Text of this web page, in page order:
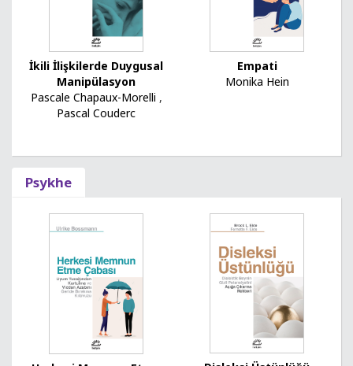
İkili İlişkilerde Duygusal
Manipülasyon
Pascale Chapaux-Morelli ,
Pascal Couderc
Empati
Monika Hein
Psykhe